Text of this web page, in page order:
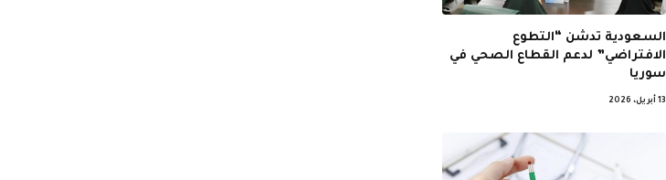
السعودية تدشن “التطوع
الافتراضي” لدعم القطاع الصحي في
سوريا
13 أبريل، 2026